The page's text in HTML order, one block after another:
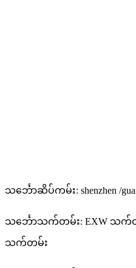
သင်္ဘောဆိပ်ကမ်း: shenzhen /
သင်္ဘောသက်တမ်း: EXW သက်တ
သက်တမ်း